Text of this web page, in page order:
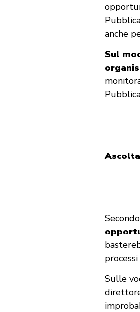
anche
Sul
Sulle